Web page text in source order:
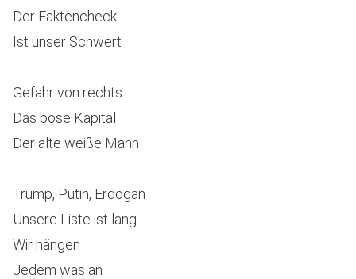
Der Faktencheck
Ist unser Schwert
Gefahr von rechts
Das böse Kapital
Der alte weiße Mann
Trump, Putin, Erdogan
Unsere Liste ist lang
Wir hängen
Jedem was an